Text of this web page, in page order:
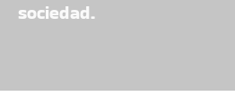
sociedad.